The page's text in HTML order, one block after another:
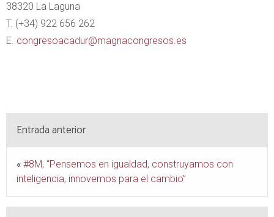
38320 La Laguna
T. (+34) 922 656 262
E. congresoacadur@magnacongresos.es
Entrada anterior
« #8M, “Pensemos en igualdad, construyamos con
inteligencia, innovemos para el cambio”